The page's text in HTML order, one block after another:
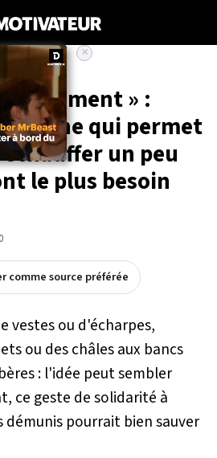
vêtement » :
qui permet
un peu
le plus besoin
comme source préférée
vestes ou d'écharpes,
ou des châles aux bancs
: l'idée peut sembler
ce geste de solidarité à
pourrait bien sauver
×